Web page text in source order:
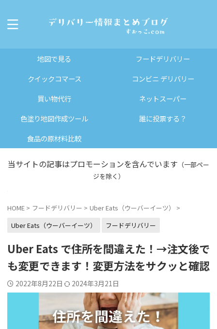
地図で見る
フードデリバリー
クイックコマース
コンビニ デリバリー
買い物代行
ネットスーパー
色塗り地図作成ツール
誰に投票する？
食品の原材料比較
当サイトの記事はプロモーションを含んでいます （一部ペー
ジを除く）
HOME > フードデリバリー > Uber Eats（ウーバーイーツ）
>
Uber Eats（ウーバーイーツ）
フードデリバリー
Uber Eats で住所を間違えた！→注文後で
も変更できます！変更方法をサクッと確認
2022年8月22日 2024年3月21日